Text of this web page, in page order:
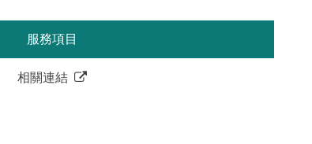
服務項目
相關連結